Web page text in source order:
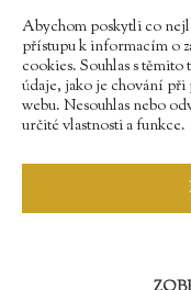
Abychom poskytli co
přístupu k informacím o
cookies. Souhlas s
údaje, jako je chování
webu. Nesouhlas nebo
určité vlastnosti a funkce.
Najdete nás na
Sledujte náš